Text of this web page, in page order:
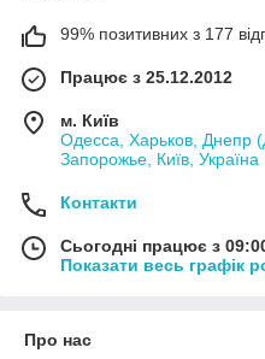
99% позитивних з 177
Працює з 25.12.2012
м. Київ
Одесса, Харьков, Днепр
Запорожье, Київ, Україна
Контакти
Сьогодні працює з
Показати весь графік
Про нас